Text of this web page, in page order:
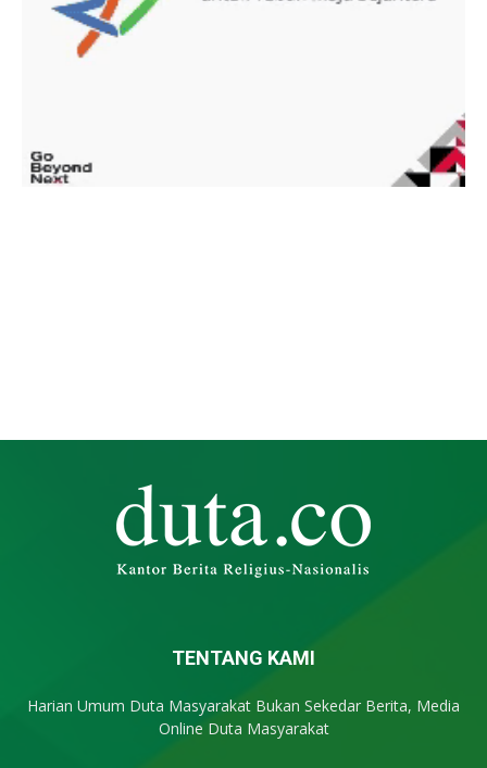
TENTANG KAMI
Harian Umum Duta Masyarakat Bukan Sekedar Berita, Media
Online Duta Masyarakat